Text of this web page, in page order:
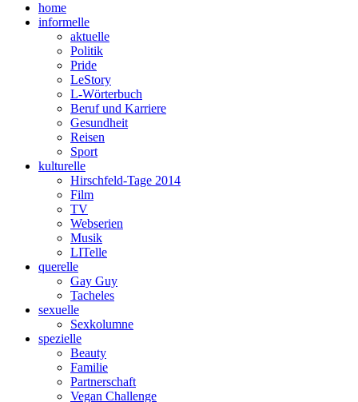
home
informelle
aktuelle
Politik
Pride
LeStory
L-Wörterbuch
Beruf und Karriere
Gesundheit
Reisen
Sport
kulturelle
Hirschfeld-Tage 2014
Film
TV
Webserien
Musik
LITelle
querelle
Gay Guy
Tacheles
sexuelle
Sexkolumne
spezielle
Beauty
Familie
Partnerschaft
Vegan Challenge